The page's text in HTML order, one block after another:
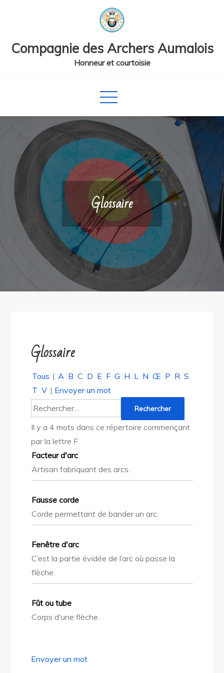
Compagnie des Archers Aumalois
Honneur et courtoisie
Glossaire
Glossaire
Tous | A B C D E F G H L N Œ P R S
T V | Envoyer un mot
Il y a 4 mots dans ce répertoire commençant
par la lettre F.
Facteur d'arc
Artisan fabriquant des arcs.
Fausse corde
Corde permettant de bander un arc.
Fenêtre d'arc
C’est la partie évidée de l’arc où passe la
flèche.
Fût ou tube
Corps d'une flèche.
Envoyer un mot